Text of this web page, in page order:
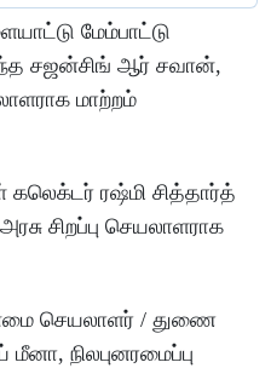
மேம்பாட்டு
சஜன்சிங் ஆர் சவான்,
மாற்றம்
ரஷ்மி சித்தார்த்
சிறப்பு செயலாளராக
செயலாளர் / துணை
நிலபுனரமைப்பு